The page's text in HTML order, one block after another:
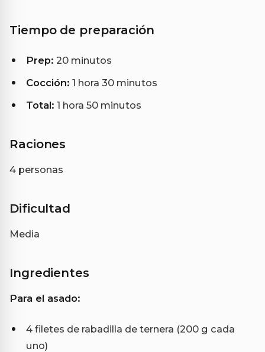
Tiempo de preparación
Prep: 20 minutos
Cocción: 1 hora 30 minutos
Total: 1 hora 50 minutos
Raciones
4 personas
Dificultad
Media
Ingredientes
Para el asado:
4 filetes de rabadilla de ternera (200 g cada
uno)